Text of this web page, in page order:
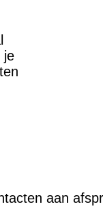
je
aan